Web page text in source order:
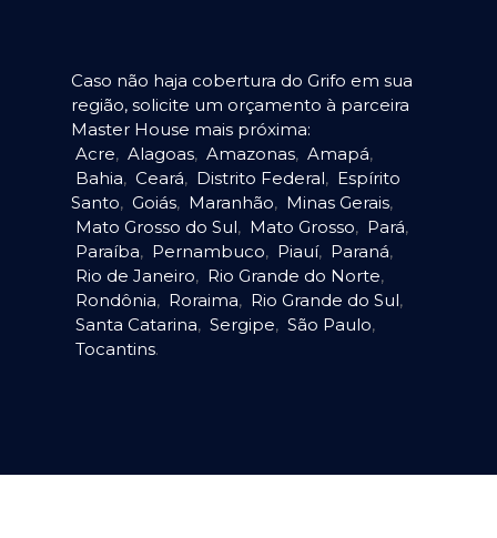
Caso não haja cobertura do Grifo em sua
região, solicite um orçamento à parceira
Master House mais próxima:
Acre, Alagoas, Amazonas, Amapá,
Bahia, Ceará, Distrito Federal, Espírito
Santo, Goiás, Maranhão, Minas Gerais,
Mato Grosso do Sul, Mato Grosso, Pará,
Paraíba, Pernambuco, Piauí, Paraná,
Rio de Janeiro, Rio Grande do Norte,
Rondônia, Roraima, Rio Grande do Sul,
Santa Catarina, Sergipe, São Paulo,
Tocantins.